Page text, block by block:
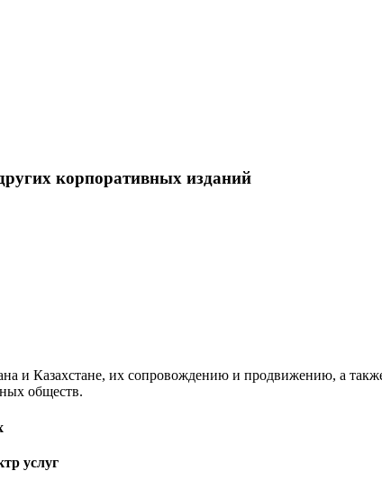
корпоративных изданий
и Казахстане, их сопровождению и продвижению, а
обществ.
услуг